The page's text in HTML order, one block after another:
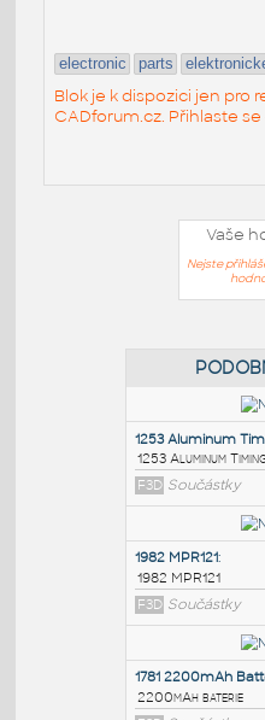
electronic parts
Blok je k dispozici jen pro
CADforum.cz. Přihlaste se
Vaše
Nejste
1253
1253
F3D